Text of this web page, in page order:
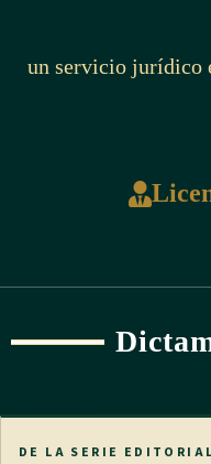
un servicio jurídico
DE LA SERIE EDITORIAL